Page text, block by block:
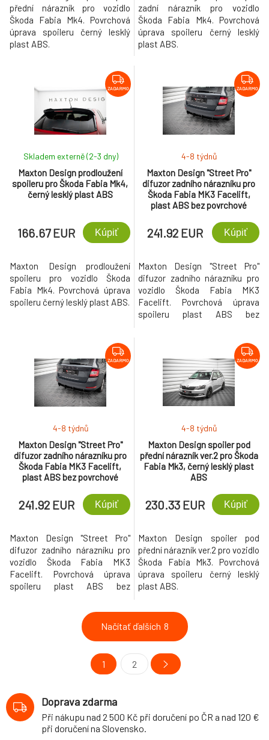
přední nárazník pro vozidlo
Škoda Fabia Mk4. Povrchová
úprava spoileru černý lesklý
plast ABS.
zadní nárazník pro vozidlo
Škoda Fabia Mk4. Povrchová
úprava spoileru černý lesklý
plast ABS.
ZADARMO
Maxton Design prodloužení
spoileru pro Škoda Fabia Mk4,
černý lesklý plast ABS
Skladem externě (2-3 dny)
166.67 EUR Kúpiť
Maxton Design prodloužení
spoileru pro vozidlo Škoda
Fabia Mk4. Povrchová úprava
spoileru černý lesklý plast ABS.
ZADARMO
Maxton Design "Street Pro"
difuzor zadního nárazníku pro
Škoda Fabia MK3 Facelift,
plast ABS bez povrchové
4-8 týdnů
241.92 EUR Kúpiť
Maxton Design "Street Pro"
difuzor zadního nárazníku pro
vozidlo Škoda Fabia MK3
Facelift. Povrchová úprava
spoileru plast ABS bez
ZADARMO
Maxton Design "Street Pro"
difuzor zadního nárazníku pro
Škoda Fabia MK3 Facelift,
plast ABS bez povrchové
linkou
4-8 týdnů
241.92 EUR Kúpiť
Maxton Design "Street Pro"
difuzor zadního nárazníku pro
vozidlo Škoda Fabia MK3
Facelift. Povrchová úprava
spoileru plast ABS bez
ZADARMO
Maxton Design spoiler pod
přední nárazník ver.2 pro Škoda
Fabia Mk3, černý lesklý plast
ABS
4-8 týdnů
230.33 EUR Kúpiť
Maxton Design spoiler pod
přední nárazník ver.2 pro vozidlo
Škoda Fabia Mk3. Povrchová
úprava spoileru černý lesklý
plast ABS.
Načítať ďalších 8
1 2
Doprava zdarma
Při nákupu nad 2 500 Kč při doručení po ČR a nad 120 €
při doručení na Slovensko.